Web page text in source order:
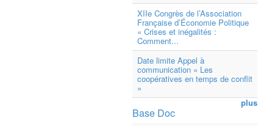
XIIe Congrès de l’Association
Française d’Économie Politique
« Crises et inégalités :
Comment...
Date limite Appel à
communication « Les
coopératives en temps de conflit
»
plus
Base Doc